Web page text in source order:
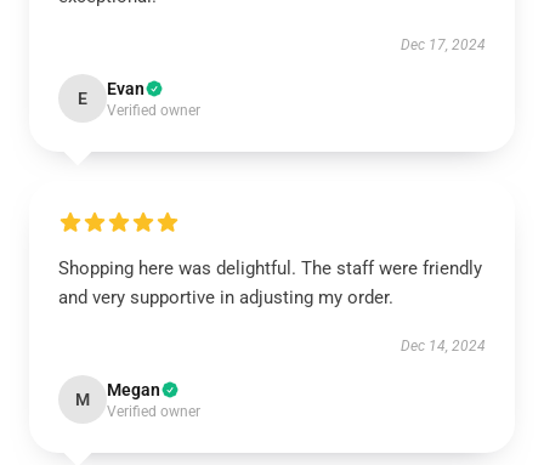
Dec 17, 2024
E Evan
Verified owner
Shopping here was delightful. The staff were friendly
and very supportive in adjusting my order.
Dec 14, 2024
M Megan
Verified owner